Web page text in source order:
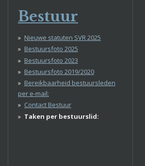
Bestuur
Nieuwe statuten SVR 2025
Bestuursfoto 2025
Bestuursfoto 2023
Bestuursfoto 2019/2020
Bereikbaarheid bestuursleden
per e-mail:
Contact Bestuur
Taken per bestuurslid: